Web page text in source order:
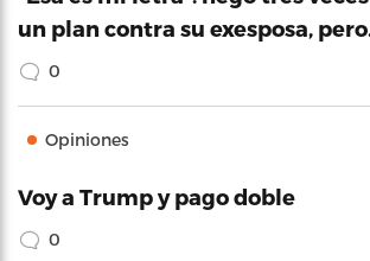
un plan contra su exesposa,
0
Opiniones
Voy a Trump y pago doble
0